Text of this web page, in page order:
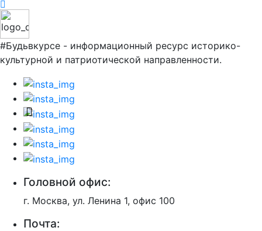
#Будьвкурсе - информационный ресурс историко-
культурной и патриотической направленности.
Головной офис:
г. Москва, ул. Ленина 1, офис 100
Почта: